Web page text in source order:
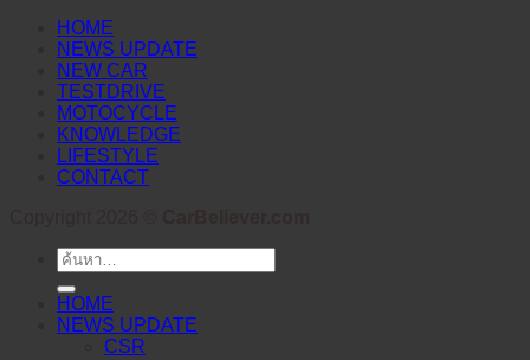
HOME
NEWS UPDATE
NEW CAR
TESTDRIVE
MOTOCYCLE
KNOWLEDGE
LIFESTYLE
CONTACT
ค้นหา:
HOME
NEWS UPDATE
CSR